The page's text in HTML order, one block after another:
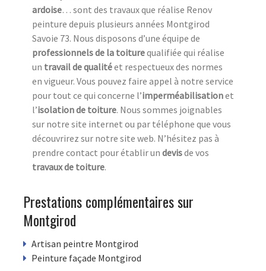
ardoise… sont des travaux que réalise Renov
peinture depuis plusieurs années Montgirod
Savoie 73. Nous disposons d’une équipe de
professionnels de la toiturequalifiée qui réalise
un travail de qualitéet respectueux des normes
en vigueur. Vous pouvez faire appel à notre service
pour tout ce qui concerne l’imperméabilisationet
l’isolationde toiture. Nous sommes joignables
sur notre site internet ou par téléphone que vous
découvrirez sur notre site web. N’hésitez pas à
prendre contact pour établir un devisde vos
travaux de toiture.
Prestations complémentaires sur
Montgirod
Artisan peintre Montgirod
Peinture façade Montgirod